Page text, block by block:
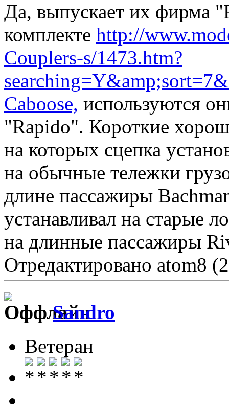
Да, выпускает их фирма
комплекте http://
Couplers-s/1473.htm?
Caboose, используются
"Rapido". Короткие
на которых сцепка
на обычные тележки
длине пассажиры
устанавливал на старые
на длинные пассажиры
Отредактировано atom8
Sandro
Ветеран